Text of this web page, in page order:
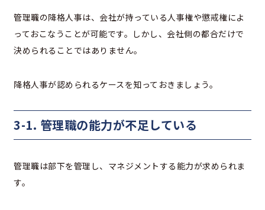
管理職の降格人事は、会社が持っている人事権や懲戒権によ
っておこなうことが可能です。しかし、会社側の都合だけで
決められることではありません。
降格人事が認められるケースを知っておきましょう。
3-1. 管理職の能力が不足している
管理職は部下を管理し、マネジメントする能力が求められま
す。